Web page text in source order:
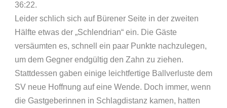
36:22.
Leider schlich sich auf Bürener Seite in der zweiten
Hälfte etwas der „Schlendrian“ ein. Die Gäste
versäumten es, schnell ein paar Punkte nachzulegen,
um dem Gegner endgültig den Zahn zu ziehen.
Stattdessen gaben einige leichtfertige Ballverluste dem
SV neue Hoffnung auf eine Wende. Doch immer, wenn
die Gastgeberinnen in Schlagdistanz kamen, hatten